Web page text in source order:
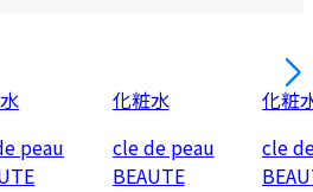
peau
化粧水
cle de peau
BEAUTE
化粧
cle